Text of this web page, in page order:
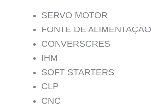
SERVO MOTOR
FONTE DE ALIMENTAÇĀO
CONVERSORES
IHM
SOFT STARTERS
CLP
CNC